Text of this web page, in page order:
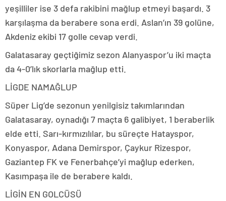
yeşilliler ise 3 defa rakibini mağlup etmeyi başardı. 3
karşılaşma da berabere sona erdi. Aslan’ın 39 golüne,
Akdeniz ekibi 17 golle cevap verdi.
Galatasaray geçtiğimiz sezon Alanyaspor’u iki maçta
da 4-0’lık skorlarla mağlup etti.
LİGDE NAMAĞLUP
Süper Lig’de sezonun yenilgisiz takımlarından
Galatasaray, oynadığı 7 maçta 6 galibiyet, 1 beraberlik
elde etti. Sarı-kırmızılılar, bu süreçte Hatayspor,
Konyaspor, Adana Demirspor, Çaykur Rizespor,
Gaziantep FK ve Fenerbahçe’yi mağlup ederken,
Kasımpaşa ile de berabere kaldı.
LİGİN EN GOLCÜSÜ